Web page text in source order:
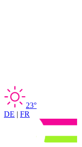
23°
DE | FR